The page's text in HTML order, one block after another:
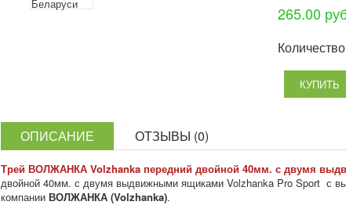
265.00
ОПИСАНИЕ ОТЗЫВЫ (0)
Трей ВОЛЖАНКА Volzhanka передний двойной 40мм. с двумя
двойной 40мм. с двумя выдвижными ящиками Volzhanka Pro Sport с
компании ВОЛЖАНКА (Volzhanka).